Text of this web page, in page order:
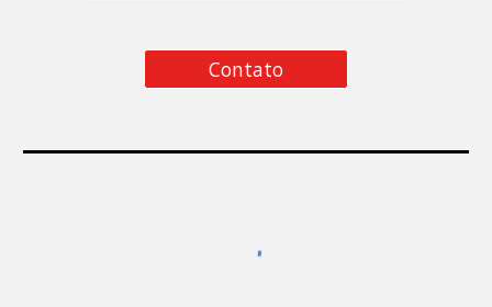
Contato